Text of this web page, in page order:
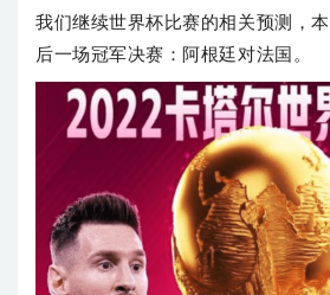
我们继续世界杯比赛的相关预测，
后一场冠军决赛：阿根廷对法国。